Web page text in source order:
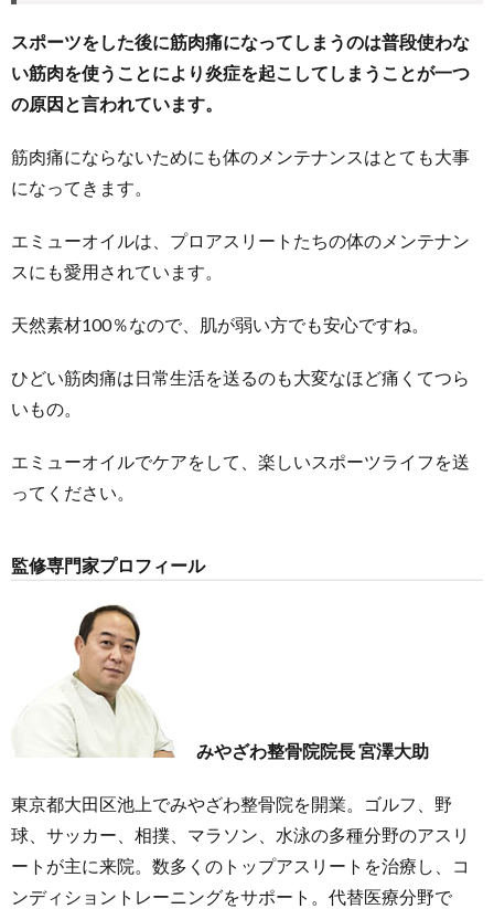
スポーツをした後に筋肉痛になってしまうのは普段使わな
い筋肉を使うことにより炎症を起こしてしまうことが一つ
の原因と言われています。
筋肉痛にならないためにも体のメンテナンスはとても大事
になってきます。
エミューオイルは、プロアスリートたちの体のメンテナン
スにも愛用されています。
天然素材100％なので、肌が弱い方でも安心ですね。
ひどい筋肉痛は日常生活を送るのも大変なほど痛くてつら
いもの。
エミューオイルでケアをして、楽しいスポーツライフを送
ってください。
監修専門家プロフィール
みやざわ整骨院院長 宮澤大助
東京都大田区池上でみやざわ整骨院を開業。ゴルフ、野
球、サッカー、相撲、マラソン、水泳の多種分野のアスリ
ートが主に来院。数多くのトップアスリートを治療し、コ
ンディショントレーニングをサポート。代替医療分野で